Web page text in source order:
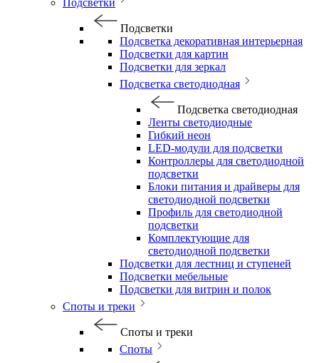
Подсветки
Подсветки
Подсветка декоративная интерьерная
Подсветки для картин
Подсветки для зеркал
Подсветка светодиодная
Подсветка светодиодная
Ленты светодиодные
Гибкий неон
LED-модули для подсветки
Контроллеры для светодиодной
подсветки
Блоки питания и драйверы для
светодиодной подсветки
Профиль для светодиодной
подсветки
Комплектующие для
светодиодной подсветки
Подсветки для лестниц и ступеней
Подсветки мебельные
Подсветки для витрин и полок
Споты и треки
Споты и треки
Споты